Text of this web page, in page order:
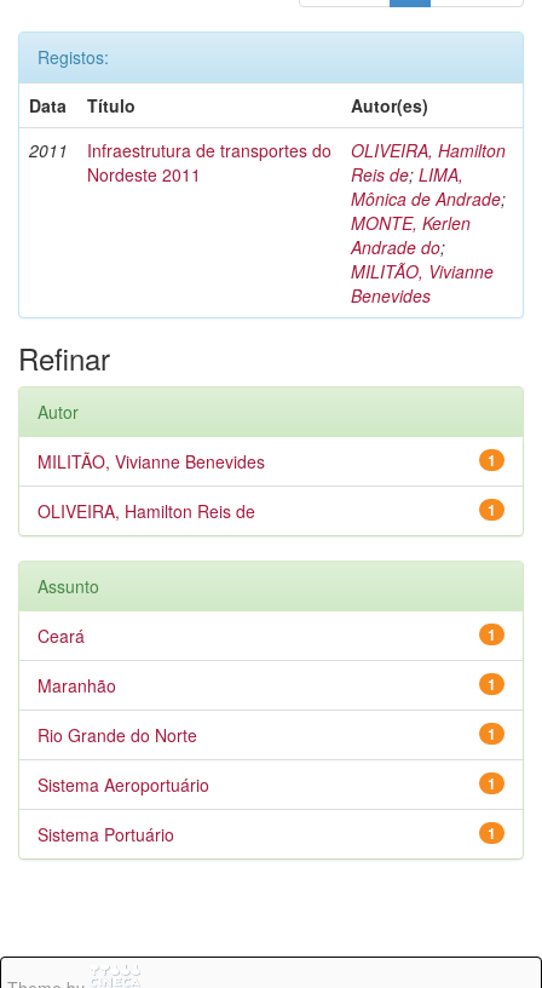
Registos:
Data
Título
Autor(es)
2011
Infraestrutura de transportes do
Nordeste 2011
OLIVEIRA, Hamilton
Reis de; LIMA,
Mônica de Andrade;
MONTE, Kerlen
Andrade do;
MILITÃO, Vivianne
Benevides
Refinar
Autor
1
MILITÃO, Vivianne Benevides
1
OLIVEIRA, Hamilton Reis de
Assunto
1
Ceará
1
Maranhão
1
Rio Grande do Norte
1
Sistema Aeroportuário
1
Sistema Portuário